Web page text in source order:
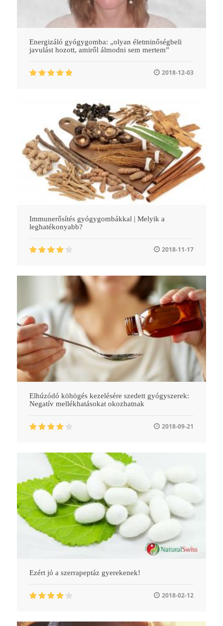
Energizáló gyógygomba: „olyan életminőségbeli
javulást hozott, amiről álmodni sem mertem”
2018-12-03
Immunerősítés gyógygombákkal | Melyik a
leghatékonyabb?
2018-11-17
Elhúzódó köhögés kezelésére szedett gyógyszerek:
Negatív mellékhatásokat okozhatnak
2018-09-21
Ezért jó a szerrapeptáz gyerekenek!
2018-02-12